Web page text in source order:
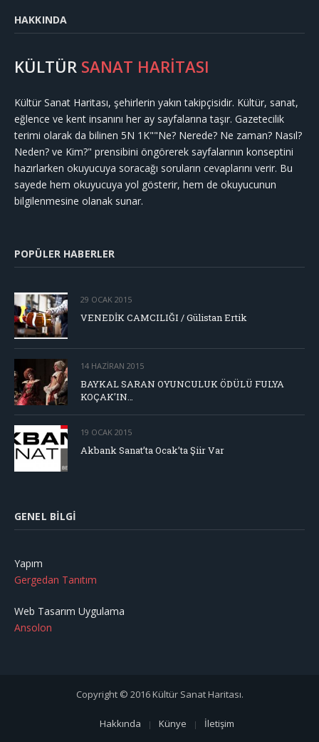
HAKKINDA
KÜLTÜR SANAT HARİTASI
Kültür Sanat Haritası, şehirlerin yakın takipçisidir. Kültür, sanat,
eğlence ve kent insanını her ay sayfalarına taşır. Gazetecilik
terimi olarak da bilinen 5N 1K""Ne? Nerede? Ne zaman? Nasıl?
Neden? ve Kim?" prensibini öngörerek sayfalarının konseptini
hazırlarken okuyucuya soracağı soruların cevaplarını verir. Bu
sayede hem okuyucuya yol gösterir, hem de okuyucunun
bilgilenmesine olanak sunar.
POPÜLER HABERLER
29 OCAK 2015
VENEDİK CAMCILIĞI / Gülistan Ertik
14 HAZIRAN 2015
BAYKAL SARAN OYUNCULUK ÖDÜLÜ FULYA
KOÇAK’IN…
19 OCAK 2015
Akbank Sanat’ta Ocak’ta Şiir Var
GENEL BILGI
Yapım
Gergedan Tanıtım
Web Tasarım Uygulama
Ansolon
Copyright © 2016 Kültür Sanat Haritası.
Hakkında Künye İletişim